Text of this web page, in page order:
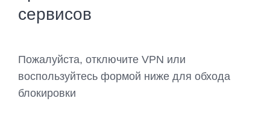
сервисов
Пожалуйста, отключите VPN или
воспользуйтесь формой ниже для обхода
блокировки